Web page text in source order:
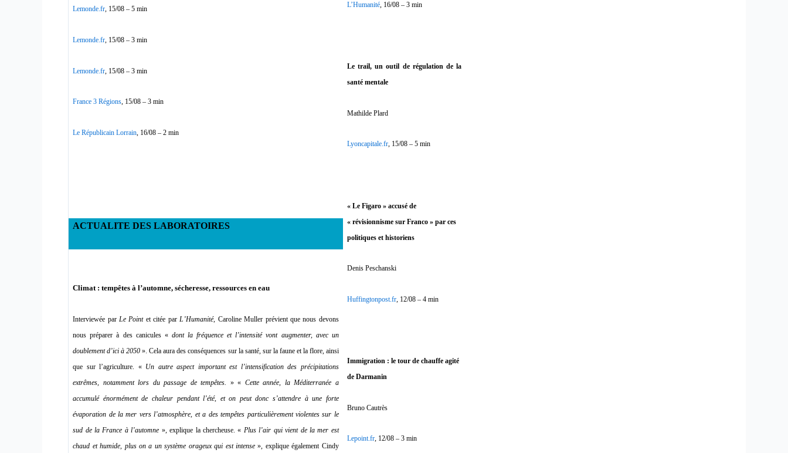
Lemonde.fr, 15/08 – 5 min
Lemonde.fr, 15/08 – 3 min
Lemonde.fr , 15/08 – 3 min
France 3 Régions, 15/08 – 3 min
Le Républicain Lorrain , 16/08 – 2 min
L’Humanité, 16/08 – 3 min
Le trail, un outil de régulation de la
santé mentale
Mathilde Plard
Lyoncapitale.fr, 15/08 – 5 min
« Le Figaro » accusé de
« révisionnisme sur Franco » par ces
politiques et historiens
Denis Peschanski
Huffingtonpost.fr, 12/08 – 4 min
Immigration : le tour de chauffe agité
de Darmanin
Bruno Cautrès
Lepoint.fr, 12/08 – 3 min
ACTUALITE DES LABORATOIRES
Climat : tempêtes à l’automne, sécheresse, ressources en eau
Interviewée parLe Pointet citée parL’Humanité, Caroline Muller prévient que nous devons
nous préparer à des canicules « dont la fréquence et l’intensité vont augmenter, avec un
doublement d’ici à 2050 ». Cela aura des conséquences sur la santé, sur la faune et la flore, ainsi
que sur l’agriculture. « Un autre aspect important est l’intensification des précipitations
extrêmes, notamment lors du passage de tempêtes. » « Cette année, la Méditerranée a
accumulé énormément de chaleur pendant l’été, et on peut donc s’attendre à une forte
évaporation de la mer vers l’atmosphère, et a des tempêtes particulièrement violentes sur le
sud de la France à l’automne », explique la chercheuse. « Plus l’air qui vient de la mer est
chaud et humide, plus on a un système orageux qui est intense », explique également Cindy